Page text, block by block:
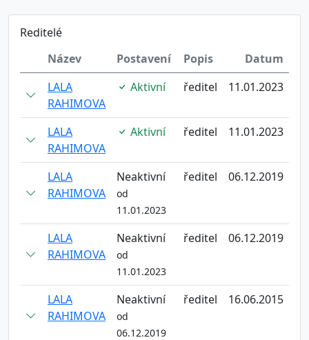
Reditelé
Název
Postavení Popis
Datum
LALA
RAHIMOVA
Aktivní ředitel 11.01.2023
LALA
RAHIMOVA
Aktivní ředitel 11.01.2023
LALA
RAHIMOVA
Neaktivní
od
11.01.2023
ředitel 06.12.2019
LALA
RAHIMOVA
Neaktivní
od
11.01.2023
ředitel 06.12.2019
LALA
RAHIMOVA
Neaktivní
od
06.12.2019
ředitel 16.06.2015